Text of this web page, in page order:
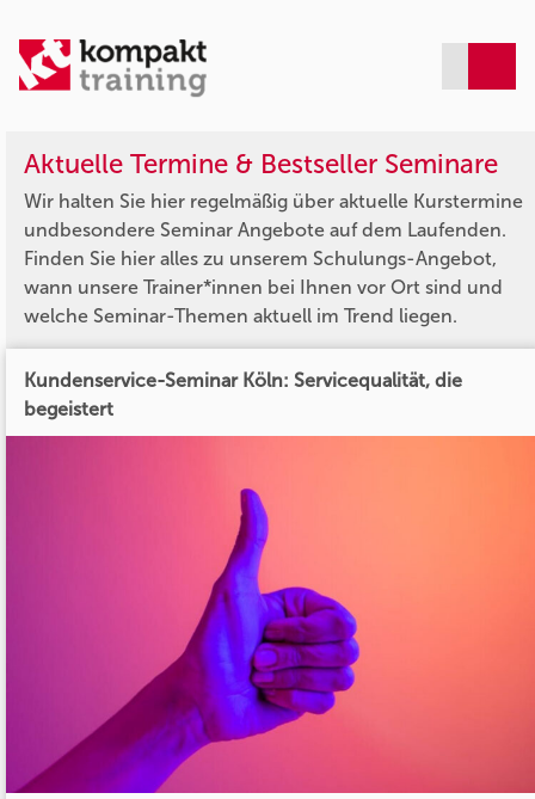
Aktuelle Termine & Bestseller Seminare
Wir halten Sie hier regelmäßig über aktuelle Kurstermine
undbesondere Seminar Angebote auf dem Laufenden.
Finden Sie hier alles zu unserem Schulungs-Angebot,
wann unsere Trainer*innen bei Ihnen vor Ort sind und
welche Seminar-Themen aktuell im Trend liegen.
Kundenservice-Seminar Köln: Servicequalität, die
begeistert